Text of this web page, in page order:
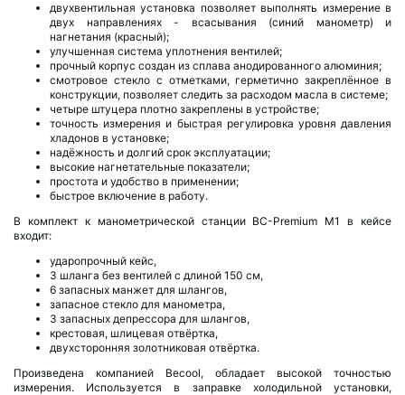
двухвентильная установка позволяет выполнять измерение в
двух направлениях - всасывания (синий манометр) и
нагнетания (красный);
улучшенная система уплотнения вентилей;
прочный корпус создан из сплава анодированного алюминия;
смотровое стекло с отметками, герметично закреплённое в
конструкции, позволяет следить за расходом масла в системе;
четыре штуцера плотно закреплены в устройстве;
точность измерения и быстрая регулировка уровня давления
хладонов в установке;
надёжность и долгий срок эксплуатации;
высокие нагнетательные показатели;
простота и удобство в применении;
быстрое включение в работу.
В комплект к манометрической станции BC-Premium M1 в кейсе
входит:
ударопрочный кейс,
3 шланга без вентилей с длиной 150 см,
6 запасных манжет для шлангов,
запасное стекло для манометра,
3 запасных депрессора для шлангов,
крестовая, шлицевая отвёртка,
двухсторонняя золотниковая отвёртка.
Произведена компанией Becool, обладает высокой точностью
измерения. Используется в заправке холодильной установки,